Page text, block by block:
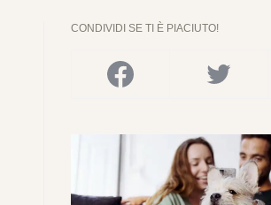
CONDIVIDI SE TI È PIACIUTO!